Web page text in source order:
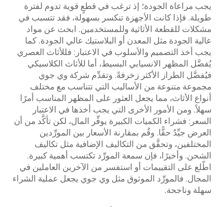
يجب مراعاة الجودة؛ إذ ترغب في قطعٍ قوية تدوم لفترة
طويلة. فإذا كانت الأجهزة تنكسر بسهولة، فقد تتسبب في
مشكلات للقطعة الأثاثية وللمستخدمين. ابحث عن مواد
عالية الجودة مثل المعدن أو البلاستيك عالي الجودة. كما
يجب أخذ التصميم والأسلوب في الاعتبار: فللأثاث العصري
يُفضَّل المظهر الانسيابي البسيط، أما للأثاث الكلاسيكي
فيُفضَّل الطراز الأكثر زخرفةً. وتقدِّم شركة وي جوي
مجموعة متنوعة من الأساليب التي تتناسب مع مختلف
أنواع الأثاث، مما يجعل العثور على المظهر المناسب أمرًا
سهلاً. ومن الأمور الأخرى التي يجب أخذها في الاعتبار
السعر: فشراء الكميات الكبيرة يوفِّر المال، لكن تأكَّد من أن
العرض جيِّدٌ حقًّا. وقُم بمقارنة الأسعار بين المورِّدين
المختلفين، وتحقَّق من التكاليف الإضافية مثل تكاليف
الشحن. وأخيرًا، فإن سمعة المورِّد تكتسب أهمية كبيرة.
اطّلع على التقييمات أو استفسر من الآخرين العاملين في
المجال. فالمورِّد الموثوق مثل وي جوي يجعل عملية الشراء
سهلة وناجحة.